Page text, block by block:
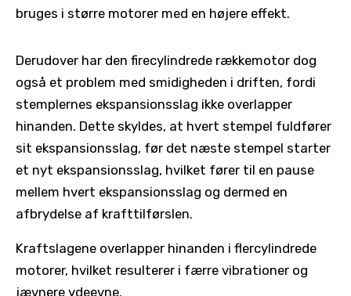
bruges i større motorer med en højere effekt.
Derudover har den firecylindrede rækkemotor dog
også et problem med smidigheden i driften, fordi
stemplernes ekspansionsslag ikke overlapper
hinanden. Dette skyldes, at hvert stempel fuldfører
sit ekspansionsslag, før det næste stempel starter
et nyt ekspansionsslag, hvilket fører til en pause
mellem hvert ekspansionsslag og dermed en
afbrydelse af krafttilførslen.
Kraftslagene overlapper hinanden i flercylindrede
motorer, hvilket resulterer i færre vibrationer og
jævnere ydeevne.